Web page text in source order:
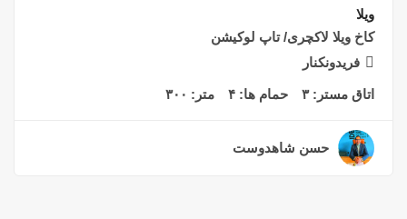
ویلا
کاخ ویلا لاکچری/ تاپ لوکیشن
فریدونکنار
اتاق مستر:۳ حمام ها: ۴ متر: ۳۰۰
حسن شاهدوست